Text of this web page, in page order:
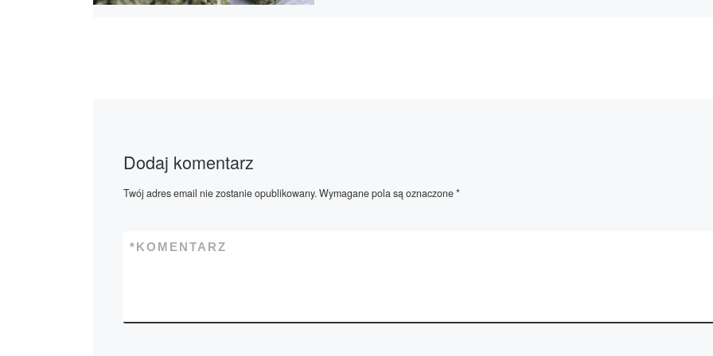
Dodaj komentarz
Twój adres email nie zostanie opublikowany.Wymagane pola są oznaczone*
KOMENTARZ
*